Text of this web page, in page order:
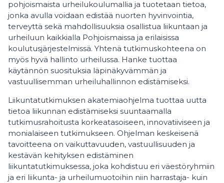
pohjoismaista urheilukoulumallia ja tuotetaan tietoa,
jonka avulla voidaan edistää nuorten hyvinvointia,
terveyttä sekä mahdollisuuksia osallistua liikuntaan ja
urheiluun kaikkialla Pohjoismaissa ja erilaisissa
koulutusjärjestelmissä. Yhtenä tutkimuskohteena on
myös hyvä hallinto urheilussa. Hanke tuottaa
käytännön suosituksia läpinäkyvämmän ja
vastuullisemman urheiluhallinnon edistämiseksi.
Liikuntatutkimuksen akatemiaohjelma tuottaa uutta
tietoa liikunnan edistämiseksi suuntaamalla
tutkimusrahoitusta korkeatasoiseen, innovatiiviseen ja
monialaiseen tutkimukseen. Ohjelman keskeisenä
tavoitteena on vaikuttavuuden, vastuullisuuden ja
kestävän kehityksen edistäminen
liikuntatutkimuksessa, joka kohdistuu eri väestöryhmiin
ja eri liikunta- ja urheilumuotoihin niin harrastaja- kuin